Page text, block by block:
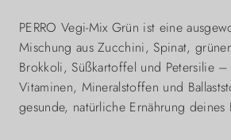
PERRO Vegi-Mix Grün ist eine
Mischung aus Zucchini, Spinat,
Brokkoli, Süßkartoffel und Petersilie
Vitaminen, Mineralstoffen und
gesunde, natürliche Ernährung deines